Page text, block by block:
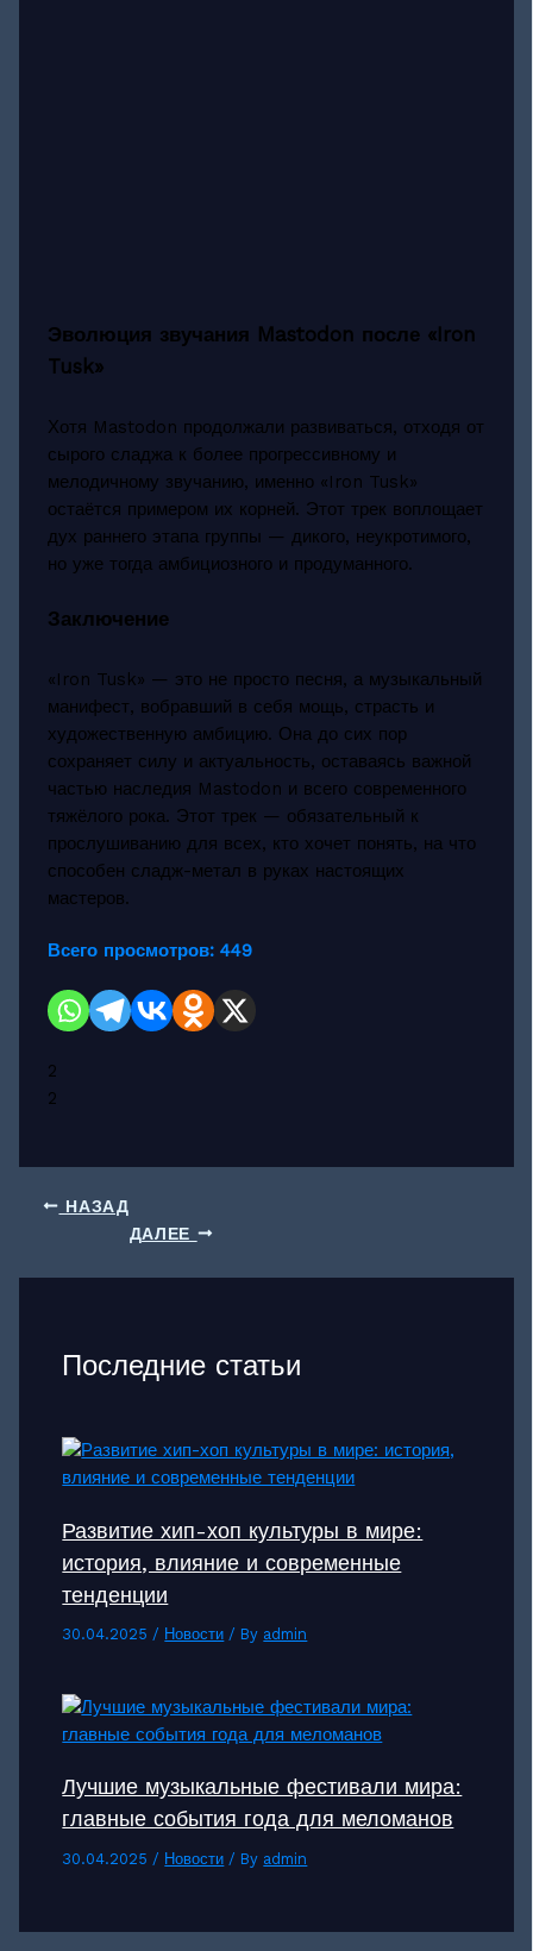
Эволюция звучания Mastodon после «Iron
Tusk»
Хотя Mastodon продолжали развиваться, отходя от
сырого сладжа к более прогрессивному и
мелодичному звучанию, именно «Iron Tusk»
остаётся примером их корней. Этот трек воплощает
дух раннего этапа группы — дикого, неукротимого,
но уже тогда амбициозного и продуманного.
Заключение
«Iron Tusk» — это не просто песня, а музыкальный
манифест, вобравший в себя мощь, страсть и
художественную амбицию. Она до сих пор
сохраняет силу и актуальность, оставаясь важной
частью наследия Mastodon и всего современного
тяжёлого рока. Этот трек — обязательный к
прослушиванию для всех, кто хочет понять, на что
способен сладж-метал в руках настоящих
мастеров.
Всего просмотров: 449
2
2
НАЗАД
ДАЛЕЕ
Последние статьи
Развитие хип-хоп культуры в мире:
история, влияние и современные
тенденции
30.04.2025/ Новости / By admin
Лучшие музыкальные фестивали мира:
главные события года для меломанов
30.04.2025/ Новости / By admin